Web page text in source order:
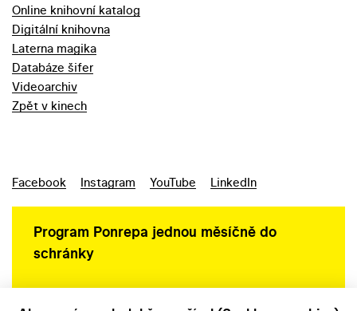
Online knihovní katalog
Digitální knihovna
Laterna magika
Databáze šifer
Videoarchiv
Zpět v kinech
Facebook Instagram YouTube LinkedIn
Program Ponrepa jednou měsíčně do
schránky